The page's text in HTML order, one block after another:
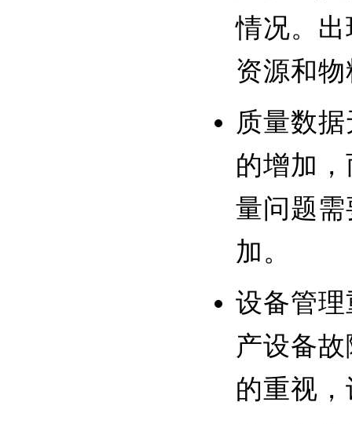
情况。
资源和
质量数
的增加
量问题
加。
设备管
产设备
的重视